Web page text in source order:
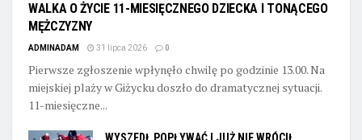
WALKA O ŻYCIE 11-MIESIĘCZNEGO DZIECKA I TONĄCEGO
MĘŻCZYZNY
ADMINADAM 31 lipca 2026 0
Pierwsze zgłoszenie wpłynęło chwilę po godzinie 13.00. Na
miejskiej plaży w Giżycku doszło do dramatycznej sytuacji.
11-miesięczne...